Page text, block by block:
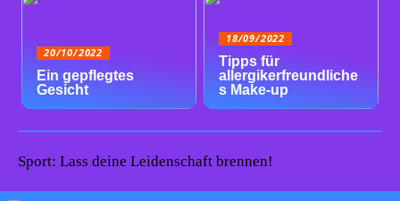
20/10/2022
Ein gepflegtes
Gesicht
18/09/2022
Tipps für
allergikerfreundliche
s Make-up
Sport: Lass deine Leidenschaft brennen!